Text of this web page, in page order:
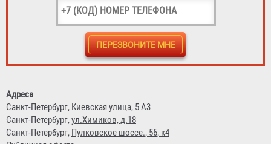
98 ₽
Адреса
Санкт-Петербург, Киевская улица, 5 А3
Санкт-Петербург,ул.Химиков, д.18
Санкт-Петербург, Пулковское шоссе., 56, к4